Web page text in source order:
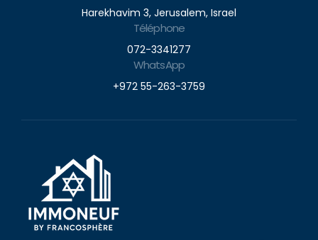
Harekhavim 3, Jerusalem, Israel
Téléphone
072-3341277
WhatsApp
+972 55-263-3759